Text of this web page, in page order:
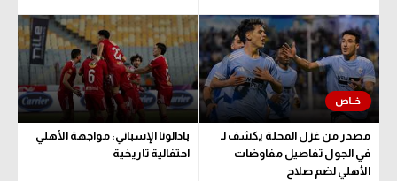
مصدر من غزل المحلة يكشف لـ
في الجول تفاصيل مفاوضات
الأهلي لضم صلاح
بادالونا الإسباني: مواجهة الأهلي
احتفالية تاريخية